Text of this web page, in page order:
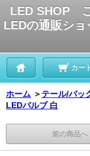
LED SHOP
LEDの通販シ
カー
ホーム ＞ テール/バッ
LEDバルブ 白
前の商品へ